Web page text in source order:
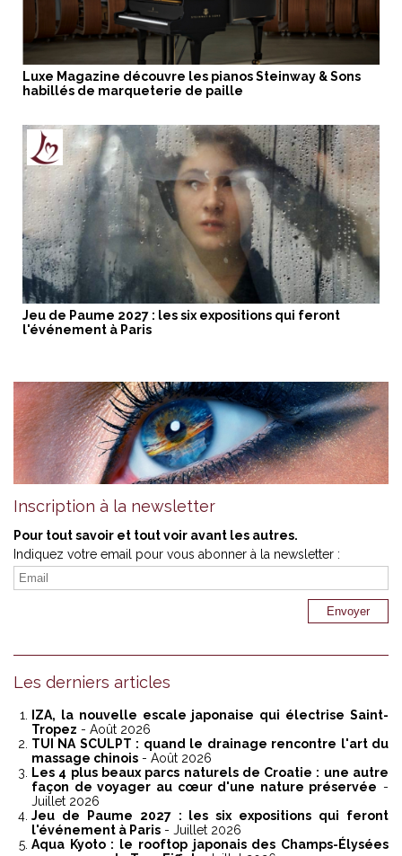
Luxe Magazine découvre les pianos Steinway & Sons
habillés de marqueterie de paille
Jeu de Paume 2027 : les six expositions qui feront
l'événement à Paris
Inscription à la newsletter
Pour tout savoir et tout voir avant les autres.
Indiquez votre email pour vous abonner à la newsletter :
Les derniers articles
IZA, la nouvelle escale japonaise qui électrise Saint-
Tropez - Août 2026
TUI NA SCULPT : quand le drainage rencontre l'art du
massage chinois - Août 2026
Les 4 plus beaux parcs naturels de Croatie : une autre
façon de voyager au cœur d'une nature préservée -
Juillet 2026
Jeu de Paume 2027 : les six expositions qui feront
l'événement à Paris - Juillet 2026
Aqua Kyoto : le rooftop japonais des Champs-Élysées